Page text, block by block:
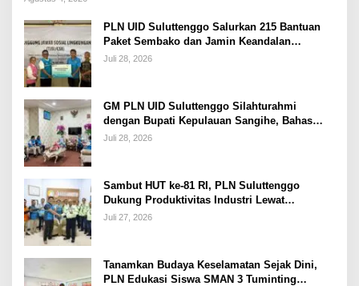
PLN UID Suluttenggo Salurkan 215 Bantuan
Paket Sembako dan Jamin Keandalan
Kelistrikan Pasca Bencana di Tamako
Juli 28, 2026
GM PLN UID Suluttenggo Silahturahmi
dengan Bupati Kepulauan Sangihe, Bahas
Keandalan Sistem Kelistrikan hingga
Juli 28, 2026
Sambut HUT ke-81 RI, PLN Suluttenggo
Dukung Produktivitas Industri Lewat
Penambahan Daya PT J Resources Bolaang
Juli 27, 2026
Tanamkan Budaya Keselamatan Sejak Dini,
PLN Edukasi Siswa SMAN 3 Tuminting